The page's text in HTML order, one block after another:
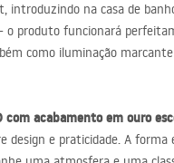
introduzindo na casa de
o produto funcionará
como iluminação
com acabamento em ouro
design e praticidade. A